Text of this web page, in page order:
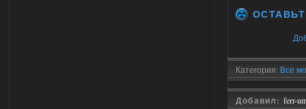
Категория: Все
Добавил: ferr-